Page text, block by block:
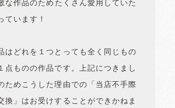
な作品のためたくさん愛用していた
ています！
はどれを１つとっても全く同じもの
点ものの作品です。上記につきまし
ためこうした理由での「当店不手際
換」はお受けすることができかねま